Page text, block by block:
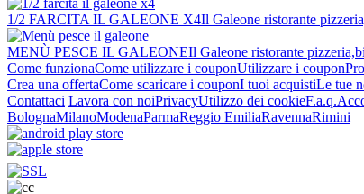
1/2 FARCITA IL GALEONE X4Il Galeone ristorante
MENÙ PESCE IL GALEONEIl Galeone ristorante
Come funzionaCome utilizzare i couponUtilizzare i coupon
Crea una offertaCome scaricare i couponI tuoi acquistiLe tue
Contattaci Lavora con noiPrivacyUtilizzo dei cookieF.a.q.
BolognaMilanoModenaParmaReggio EmiliaRavennaRimini